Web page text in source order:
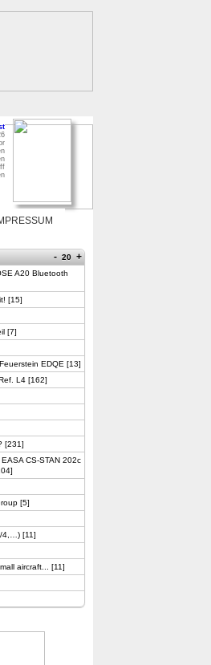
- 20 +
A20 Bluetooth
[15]
[7]
EDQE [13]
L4 [162]
[231]
CS-STAN 202c
]
[5]
4,…) [11]
aircraft...
[11]